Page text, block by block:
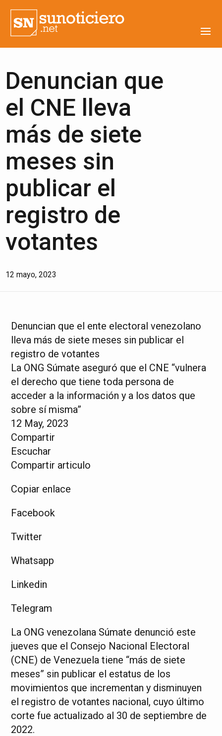
Denuncian que
el CNE lleva
más de siete
meses sin
publicar el
registro de
votantes
12 mayo, 2023
Denuncian que el ente electoral venezolano
lleva más de siete meses sin publicar el
registro de votantes
La ONG Súmate aseguró que el CNE “vulnera
el derecho que tiene toda persona de
acceder a la información y a los datos que
sobre sí misma”
12 May, 2023
Compartir
Escuchar
Compartir articulo
Copiar enlace
Facebook
Twitter
Whatsapp
Linkedin
Telegram
La ONG venezolana Súmate denunció este
jueves que el Consejo Nacional Electoral
(CNE) de Venezuela tiene “más de siete
meses” sin publicar el estatus de los
movimientos que incrementan y disminuyen
el registro de votantes nacional, cuyo último
corte fue actualizado al 30 de septiembre de
2022.